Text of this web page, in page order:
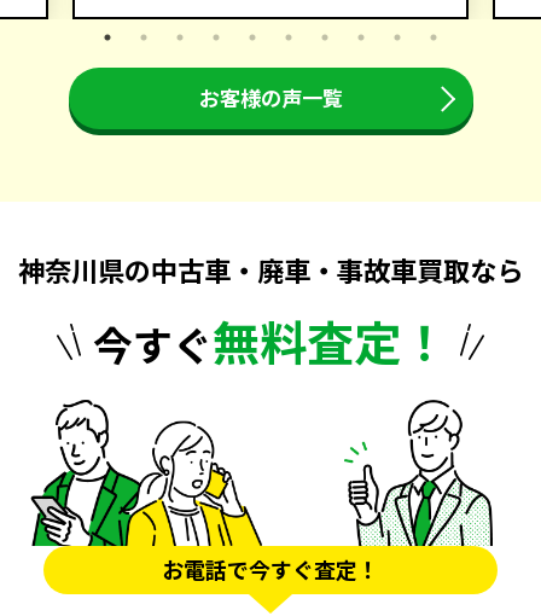
お客様の声一覧
神奈川県の中古車・廃車・事故車買取なら
今すぐ無料査定！
お電話で今すぐ査定！